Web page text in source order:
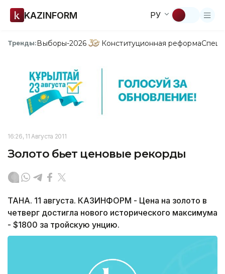
KAZINFORM РУ
Тренды:Выборы-2026 Конституционная реформа
16:26, 11 Августа 2011
Золото бьет ценовые рекорды
ТАНА. 11 августа. КАЗИНФОРМ - Цена на золото в
четверг достигла нового исторического максимума
- $1800 за тройскую унцию.